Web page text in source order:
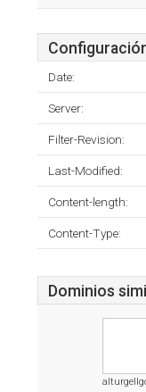
Date:
Server:
Filter-Revision:
Last-Modified:
Content-length:
Content-Type:
Dominios